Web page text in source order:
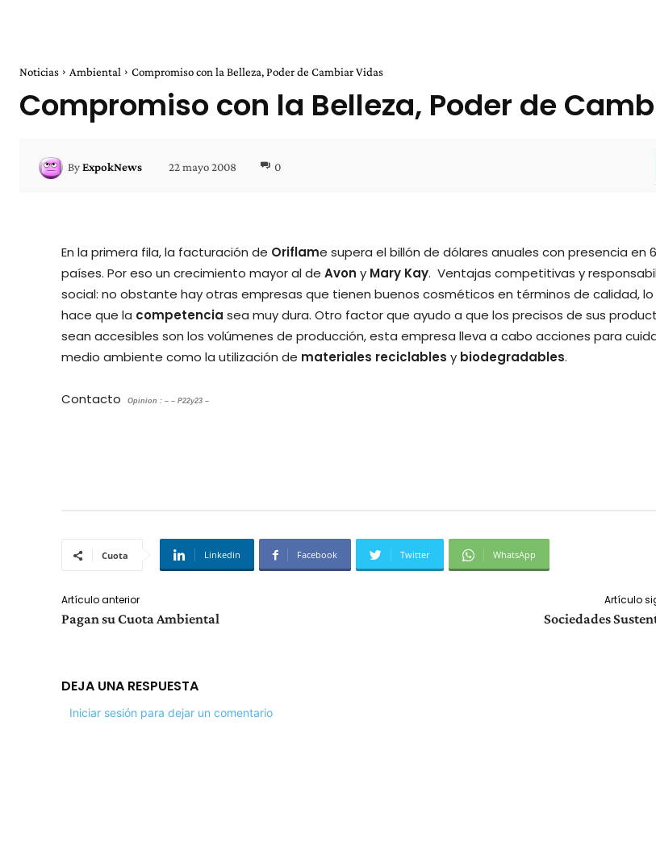
Noticias Ambiental Compromiso con la Belleza, Poder de Cambiar Vidas
Compromiso con la Belleza, Poder de
ByExpokNews 22 mayo 2008 0
En la primera fila, la facturación de Oriflame supera el billón de dólares anuales con presencia en
países. Por eso un crecimiento mayor al de Avon y Mary Kay. Ventajas competitivas y
social: no obstante hay otras empresas que tienen buenos cosméticos en términos de calidad, lo
hace que la competencia sea muy dura. Otro factor que ayudo a que los precisos de sus
sean accesibles son los volúmenes de producción, esta empresa lleva a cabo acciones para
medio ambiente como la utilización de materiales reciclables y biodegradables.
Contacto Opinion : – – P22y23 –
Cuota Linkedin Facebook Twitter WhatsApp
Artículo anterior
Pagan su Cuota Ambiental
Artículo
Sociedades
DEJA UNA RESPUESTA
Iniciar sesión para dejar un comentario